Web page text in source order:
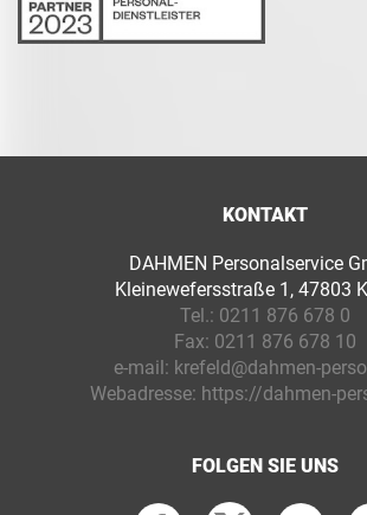
KONTAKT
DAHMEN Personalservice
Kleinewefersstraße 1, 47803
Tel.: 0211 876 678 0
Fax: 0211 876 678 10
e-mail: krefeld@dahmen-
Webadresse: https://dahmen-
FOLGEN SIE UNS